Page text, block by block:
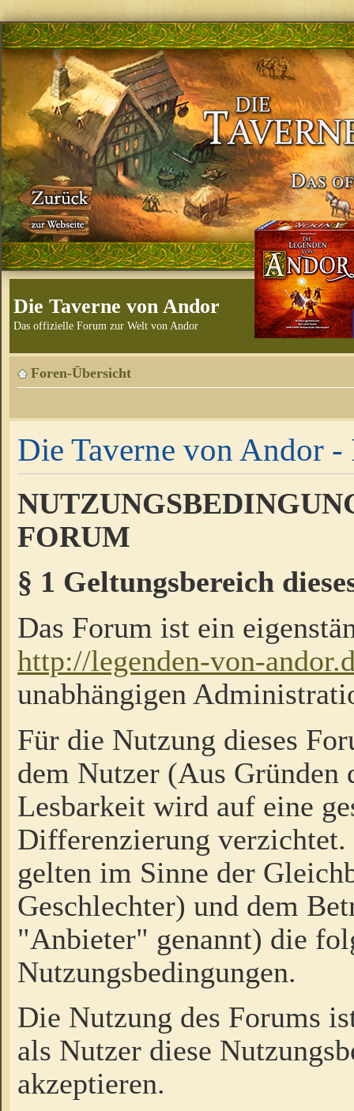
Die Taverne von Andor
Das offizielle Forum zur Welt von Andor
Foren-Übersicht
Die Taverne von Andor -
FORUM
§ 1 Geltungsbereich
Das Forum ist ein
http://legenden-von-
unabhängigen
Für die Nutzung dieses
dem Nutzer (Aus Gründen
Lesbarkeit wird auf eine
Differenzierung
gelten im Sinne der
Geschlechter) und dem
"Anbieter" genannt) die
Nutzungsbedingungen.
Die Nutzung des Forums
als Nutzer diese
akzeptieren.